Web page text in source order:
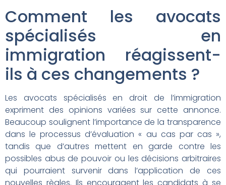
Comment les avocats
spécialisés en
immigration réagissent-
ils à ces changements ?
Les avocats spécialisés en droit de l’immigration
expriment des opinions variées sur cette annonce.
Beaucoup soulignent l’importance de la transparence
dans le processus d’évaluation « au cas par cas »,
tandis que d’autres mettent en garde contre les
possibles abus de pouvoir ou les décisions arbitraires
qui pourraient survenir dans l’application de ces
nouvelles règles. Ils encouragent les candidats à se